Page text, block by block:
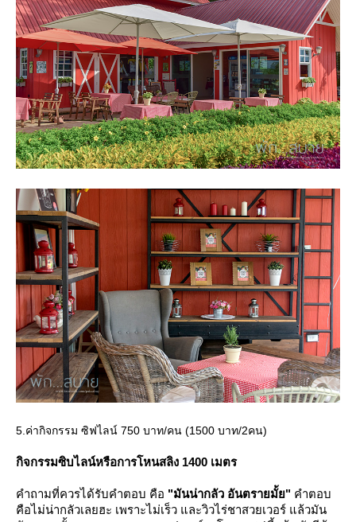
5.ค่ากิจกรรม ซิฟไลน์ 750 บาท/คน (1500 บาท/2คน)
กิจกรรมซิบไลน์หรือการโหนสลิง 1400 เมตร
คำถามที่ควรได้รับคำตอบ คือ "มันน่ากลัว อันตรายมั้ย" คำตอบ
คือไม่น่ากลัวเลยฮะ เพราะไม่เร็ว และวิวไร่ชาสวยเวอร์ แล้วมัน